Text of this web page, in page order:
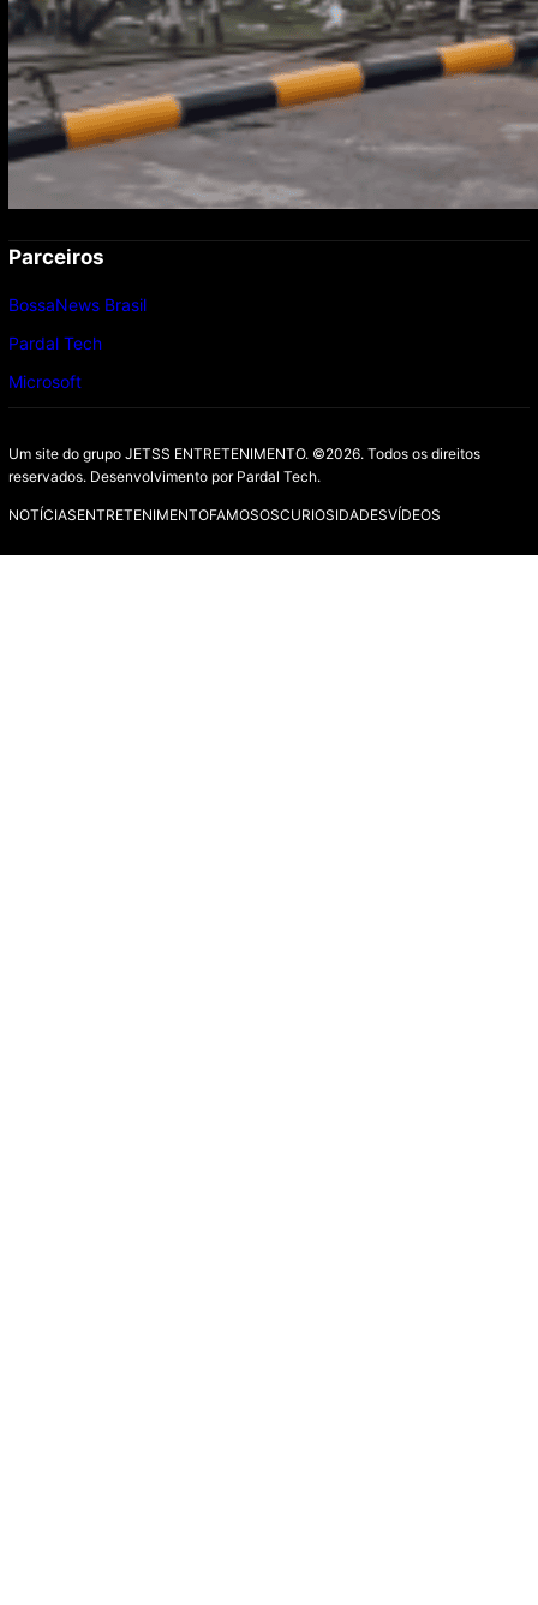
Parceiros
BossaNews Brasil
Pardal Tech
Microsoft
Um site do grupo JETSS ENTRETENIMENTO. ©2026. Todos os direitos
reservados. Desenvolvimento por Pardal Tech.
NOTÍCIASENTRETENIMENTOFAMOSOSCURIOSIDADESVÍDEOS